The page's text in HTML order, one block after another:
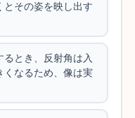
とその姿を映し出す
とき、反射角は入
くなるため、像は実